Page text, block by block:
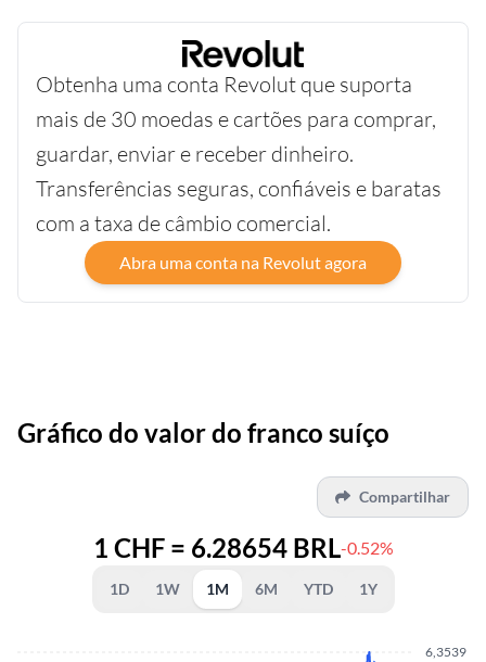
Obtenha uma conta Revolut que suporta
mais de 30 moedas e cartões para comprar,
guardar, enviar e receber dinheiro.
Transferências seguras, confiáveis e baratas
com a taxa de câmbio comercial.
Abra uma conta na Revolut agora
Gráfico do valor do franco suíço
Compartilhar
1 CHF = 6.28654 BRL-0.52%
1D 1W 1M 6M YTD 1Y
6,3539